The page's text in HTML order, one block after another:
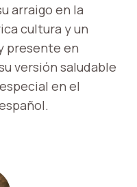
arraigo en la
cultura y un
presente en
versión saludable
en el